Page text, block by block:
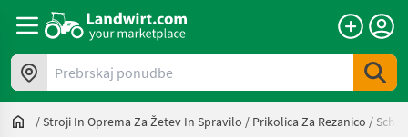
Prebrskaj ponudbe
/Stroji In Oprema Za Žetev In Spravilo / Prikolica Za Rezanico /